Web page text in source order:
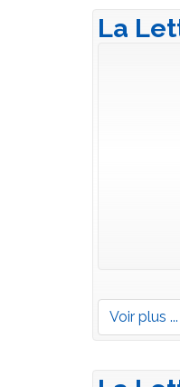
La
Voir plus ...